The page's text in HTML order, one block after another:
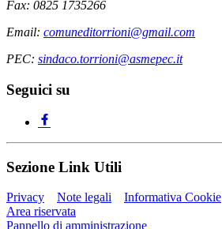
Fax: 0825 1735266
Email: comuneditorrioni@gmail.com
PEC: sindaco.torrioni@asmepec.it
Seguici su
Sezione Link Utili
Privacy Note legali
Informativa Cookie
Area riservata
Pannello di amministrazione